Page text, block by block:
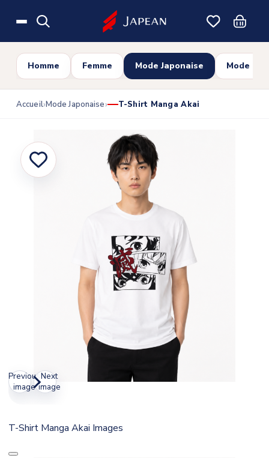
Homme Femme Mode Japonaise Mode
Accueil Mode Japonaise T-Shirt Manga Akai
Previous
image
Next
image
T-Shirt Manga Akai Images